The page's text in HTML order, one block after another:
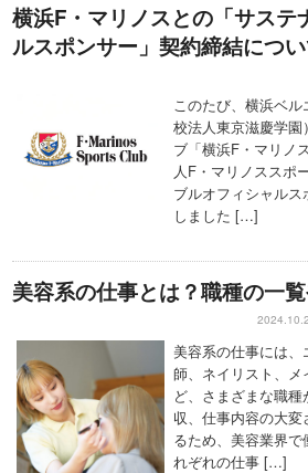
横浜F・マリノスとの「サステ
ルスポンサー」契約締結につ
このたび、横浜ベ
校法人東京滋慶学園
ブ「横浜F・マリノ
人F・マリノススポ
ブルオフィシャル
しました […]
美容系の仕事とは？職種の一
美容系の仕事には
師、ネイリスト、
ど、さまざまな職
収、仕事内容の大
るため、美容業界
れぞれの仕事 […]